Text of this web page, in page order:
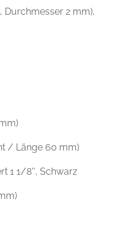
Durchmesser 2 mm),
/ Länge 60 mm)
1 1/8'', Schwarz